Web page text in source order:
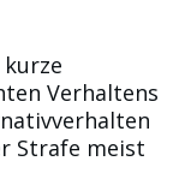
Verhaltens
Strafe meist